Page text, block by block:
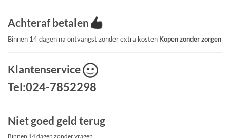
Achteraf betalen
Binnen 14 dagen na ontvangst zonder extra kosten Kopen zonder zorgen
Klantenservice
Tel:024-7852298
Niet goed geld terug
Binnen 14 dagen zonder vragen